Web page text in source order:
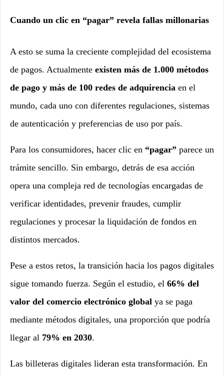
Cuando un clic en “pagar” revela fallas millonarias
A esto se suma la creciente complejidad del ecosistema
de pagos. Actualmente existen más de 1.000 métodos
de pago y más de 100 redes de adquirencia en el
mundo, cada uno con diferentes regulaciones, sistemas
de autenticación y preferencias de uso por país.
Para los consumidores, hacer clic en “pagar” parece un
trámite sencillo. Sin embargo, detrás de esa acción
opera una compleja red de tecnologías encargadas de
verificar identidades, prevenir fraudes, cumplir
regulaciones y procesar la liquidación de fondos en
distintos mercados.
Pese a estos retos, la transición hacia los pagos digitales
sigue tomando fuerza. Según el estudio, el 66% del
valor del comercio electrónico global ya se paga
mediante métodos digitales, una proporción que podría
llegar al 79% en 2030.
Las billeteras digitales lideran esta transformación. En